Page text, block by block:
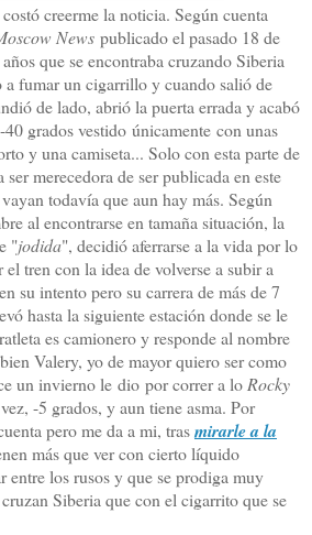
creerme la noticia. Según cuenta
News publicado el pasado 18 de
que se encontraba cruzando Siberia
fumar un cigarrillo y cuando salió de
de lado, abrió la puerta errada y acabó
grados vestido únicamente con unas
y una camiseta... Solo con esta parte de
merecedora de ser publicada en este
todavía que aun hay más. Según
al encontrarse en tamaña situación, la
"jodida", decidió aferrarse a la vida por lo
tren con la idea de volverse a subir a
su intento pero su carrera de más de 7
hasta la siguiente estación donde se le
es camionero y responde al nombre
Valery, yo de mayor quiero ser como
un invierno le dio por correr a lo Rocky
-5 grados, y aun tiene asma. Por
pero me da a mi, trasmirarle a la
más que ver con cierto líquido
entre los rusos y que se prodiga muy
Siberia que con el cigarrito que se